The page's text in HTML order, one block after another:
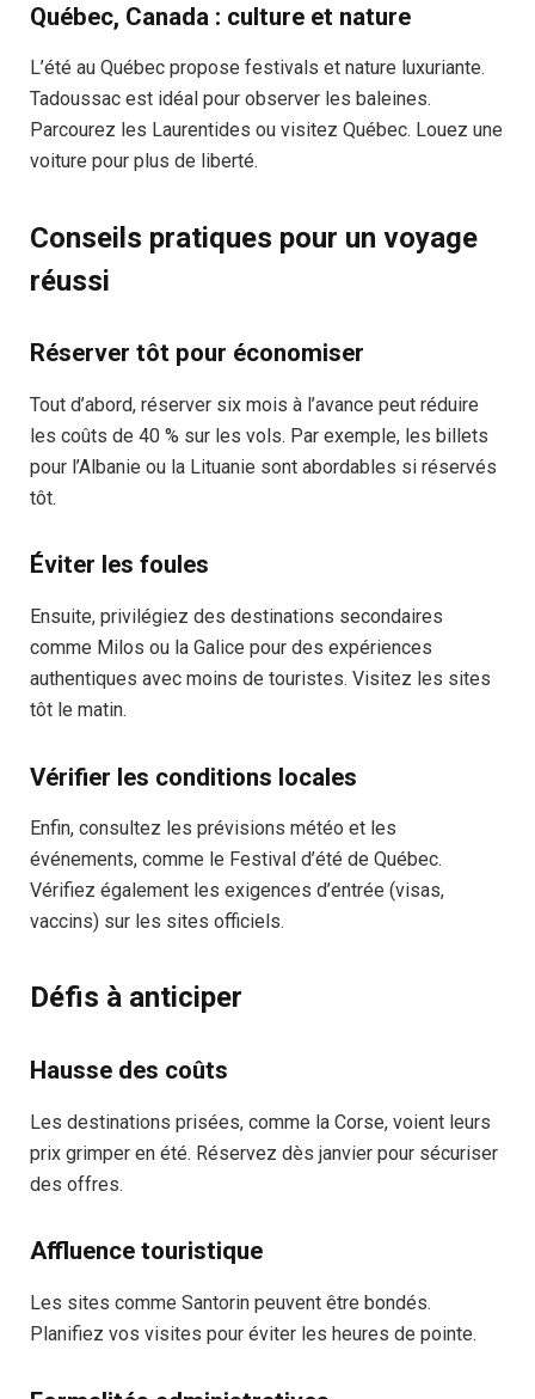
Québec, Canada : culture et nature
L’été au Québec propose festivals et nature luxuriante.
Tadoussac est idéal pour observer les baleines.
Parcourez les Laurentides ou visitez Québec. Louez une
voiture pour plus de liberté.
Conseils pratiques pour un voyage
réussi
Réserver tôt pour économiser
Tout d’abord, réserver six mois à l’avance peut réduire
les coûts de 40 % sur les vols. Par exemple, les billets
pour l’Albanie ou la Lituanie sont abordables si réservés
tôt.
Éviter les foules
Ensuite, privilégiez des destinations secondaires
comme Milos ou la Galice pour des expériences
authentiques avec moins de touristes. Visitez les sites
tôt le matin.
Vérifier les conditions locales
Enfin, consultez les prévisions météo et les
événements, comme le Festival d’été de Québec.
Vérifiez également les exigences d’entrée (visas,
vaccins) sur les sites officiels.
Défis à anticiper
Hausse des coûts
Les destinations prisées, comme la Corse, voient leurs
prix grimper en été. Réservez dès janvier pour sécuriser
des offres.
Affluence touristique
Les sites comme Santorin peuvent être bondés.
Planifiez vos visites pour éviter les heures de pointe.